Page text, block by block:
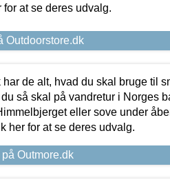
for at se deres udvalg.
Outdoorstore.dk
har de alt, hvad du skal bruge til
så skal på vandretur i Norges
eller sove under
her for at se deres udvalg.
Outmore.dk